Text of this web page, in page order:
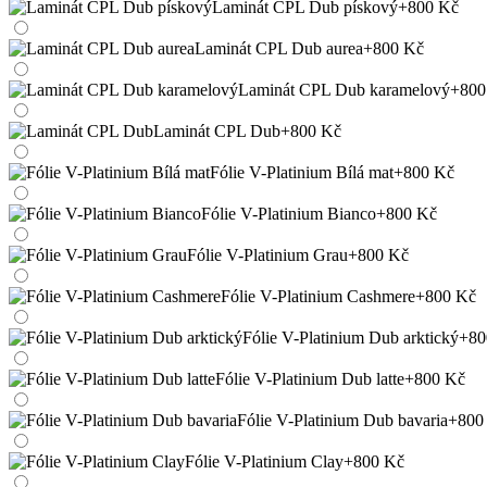
Laminát CPL Dub pískový+800 Kč
Laminát CPL Dub aurea+800 Kč
Laminát CPL Dub karamelový
Laminát CPL Dub+800 Kč
Fólie V-Platinium Bílá mat+800 Kč
Fólie V-Platinium Bianco+800 Kč
Fólie V-Platinium Grau+800 Kč
Fólie V-Platinium Cashmere+800 Kč
Fólie V-Platinium Dub arktický
Fólie V-Platinium Dub latte+800 Kč
Fólie V-Platinium Dub bavaria
Fólie V-Platinium Clay+800 Kč